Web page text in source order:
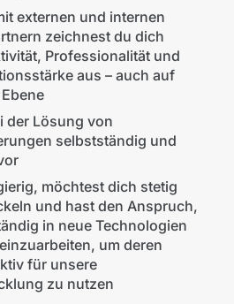
externen und internen
zeichnest du dich
Professionalität und
aus – auch auf
der Lösung von
selbstständig und
möchtest dich stetig
und hast den Anspruch,
in neue Technologien
um deren
für unsere
zu nutzen